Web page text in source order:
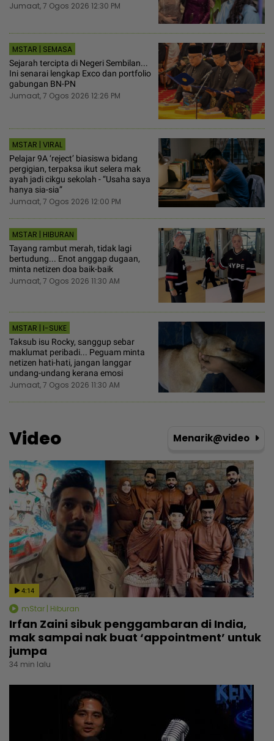
Jumaat, 7 Ogos 2026 12:30 PM
MSTAR | SEMASA
Sejarah tercipta di Negeri Sembilan...
Ini senarai lengkap Exco dan portfolio
gabungan BN-PN
Jumaat, 7 Ogos 2026 12:26 PM
MSTAR | VIRAL
Pelajar 9A ‘reject’ biasiswa bidang
pergigian, terpaksa ikut selera mak
ayah jadi cikgu sekolah - “Usaha saya
hanya sia-sia”
Jumaat, 7 Ogos 2026 12:00 PM
MSTAR | HIBURAN
Tayang rambut merah, tidak lagi
bertudung... Enot anggap dugaan,
minta netizen doa baik-baik
Jumaat, 7 Ogos 2026 11:30 AM
MSTAR | I-SUKE
Taksub isu Rocky, sanggup sebar
maklumat peribadi... Peguam minta
netizen hati-hati, jangan langgar
undang-undang kerana emosi
Jumaat, 7 Ogos 2026 11:30 AM
Video Menarik@video
4:14
mStar | Hiburan
Irfan Zaini sibuk penggambaran di India,
mak sampai nak buat ‘appointment’ untuk
jumpa
34 min lalu